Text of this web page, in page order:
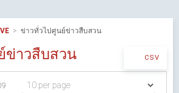
ข่าวทั่วไปศูนย์ข่าวสืบสวน
CSV
ข่าวสืบสวน